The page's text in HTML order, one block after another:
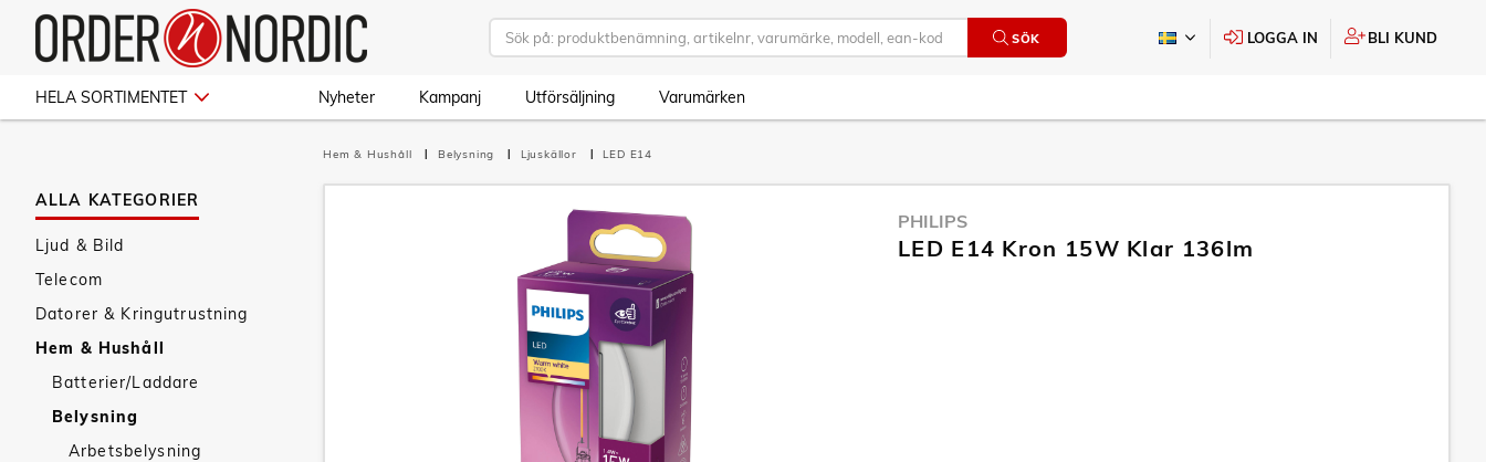
SÖK LOGGA IN BLI KUND
HELA SORTIMENTET Nyheter Kampanj Utförsäljning Varumärken
ALLA KATEGORIER
Ljud & Bild
Telecom
Datorer & Kringutrustning
Hem & Hushåll
Batterier/Laddare
Belysning
Arbetsbelysning
Hem & Hushåll Belysning Ljuskällor LED E14
PHILIPS
LED E14 Kron 15W Klar 136lm